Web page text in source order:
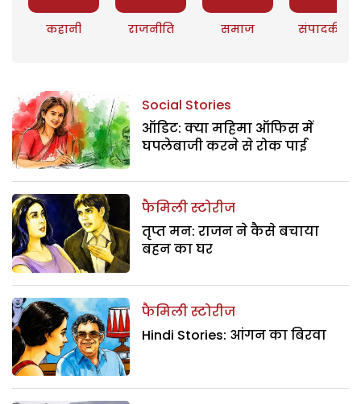
कहानी राजनीति समाज संपादकीय
Social Stories
ऑडिट: क्या महिमा ऑफिस में
घपलेबाजी करने से रोक पाई
फैमिली स्टोरीज
तृप्त मन: राजन ने कैसे बचाया
बहन का घर
फैमिली स्टोरीज
Hindi Stories: आंगन का बिरवा